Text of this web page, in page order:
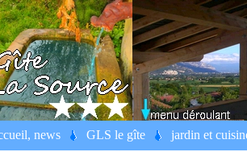
news GLS le gîte jardin et
formulaires de réservation Gîte La
.